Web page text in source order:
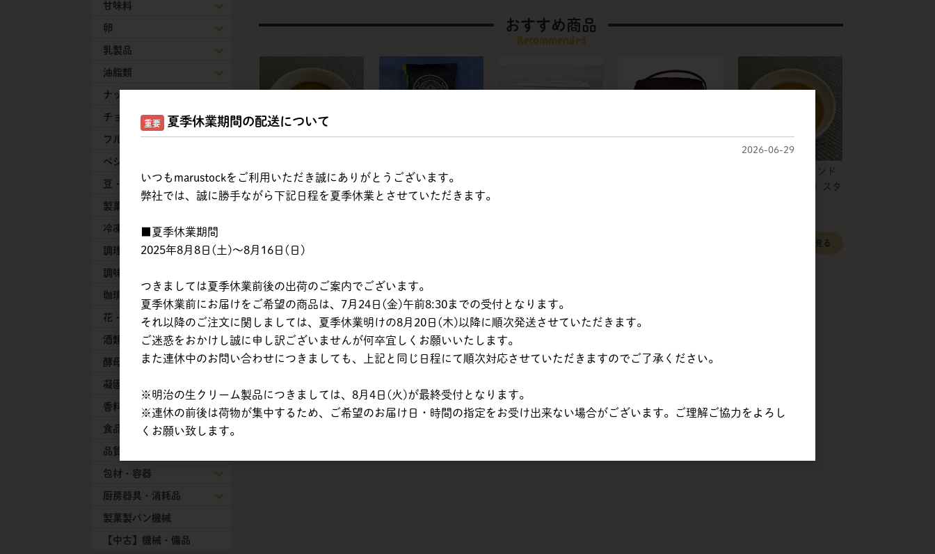
おすすめ商品
Recommended
筑波乳業 | ピスタチオ
不二製油 | カカオクオ
筑波乳業 | アーモンド
ペーストT（皮無）スタ
すべて見る
甘味料
卵
乳製品
油脂類
ナッツ
チョコレート
フルーツ
ベジタブル
豆・豆乳製品
製菓・製パン素材
冷凍生地・半製品
調理加工食品
調味料
珈琲・紅茶・抹茶
花・葉物
酒類
酵母・膨張剤
凝固剤
香料
食品添加物
品質保持剤
包材・容器
厨房器具・消耗品
製菓製パン機械
【中古】機械・備品
重要 夏季休業期間の配送について
2026-06-29
いつもmarustockをご利用いただき誠にありがとうございます。
弊社では、誠に勝手ながら下記日程を夏季休業とさせていただきます。
■夏季休業期間
2025年8月8日(土)～8月16日(日)
つきましては夏季休業前後の出荷のご案内でございます。
夏季休業前にお届けをご希望の商品は、7月24日(金)午前8:30までの受付となります。
それ以降のご注文に関しましては、夏季休業明けの8月20日(木)以降に順次発送させていただきます。
ご迷惑をおかけし誠に申し訳ございませんが何卒宜しくお願いいたします。
また連休中のお問い合わせにつきましても、上記と同じ日程にて順次対応させていただきますのでご了承ください。
※明治の生クリーム製品につきましては、8月4日(火)が最終受付となります。
※連休の前後は荷物が集中するため、ご希望のお届け日・時間の指定をお受け出来ない場合がございます。ご理解ご協力をよろし
くお願い致します。